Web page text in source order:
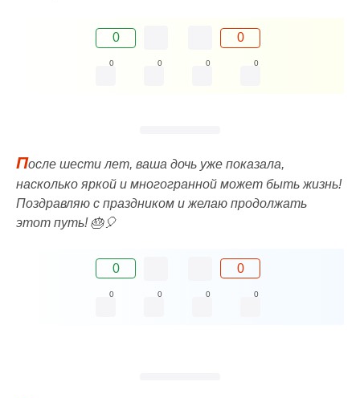
0 0
0 0 0 0
После шести лет, ваша дочь уже показала,
насколько яркой и многогранной может быть жизнь!
Поздравляю с праздником и желаю продолжать
этот путь! 🎂🎈
0 0
0 0 0 0